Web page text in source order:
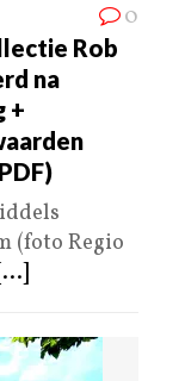
0
Rob
na
+
(foto Regio